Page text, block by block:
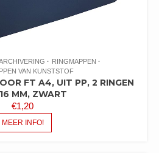
RINGMAPPEN
VAN KUNSTSTOF
FT A4, UIT PP, 2 RINGEN
MM, ZWART
€1,20
MEER INFO!